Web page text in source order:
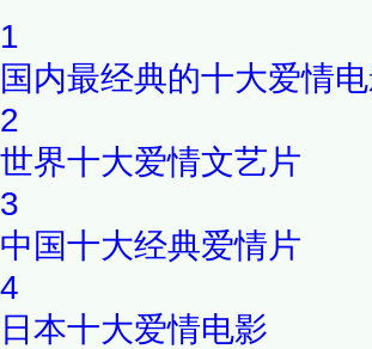
1
国内最经典的十大爱情
2
世界十大爱情文艺片
3
中国十大经典爱情片
4
日本十大爱情电影